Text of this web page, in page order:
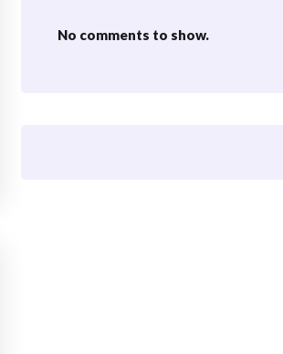
No comments to show.